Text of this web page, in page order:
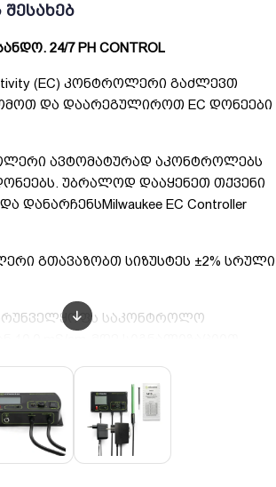
24/7 PH CONTROL
(EC) კონტროლერი გაძლევთ
და დაარეგულიროთ EC დონეები
ავტომატურად აკონტროლებს
უბრალოდ დააყენეთ თქვენი
დანარჩენსMilwaukee EC Controller
გთავაზობთ სიზუსტეს ±2% სრული
საკონტროლო
ვიდრე მითითებული
არჩევით MP810 დოზირების